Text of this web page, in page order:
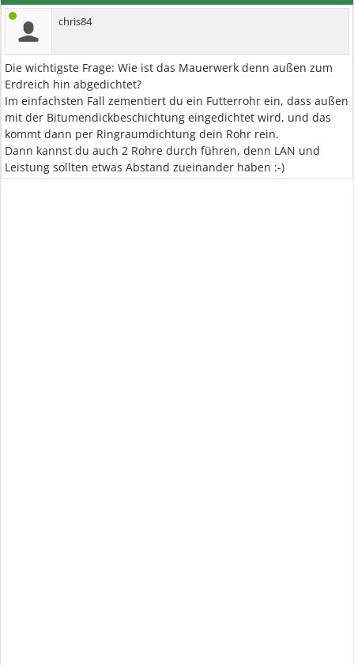
chris84
Die wichtigste Frage: Wie ist das Mauerwerk denn außen zum
Erdreich hin abgedichtet?
Im einfachsten Fall zementiert du ein Futterrohr ein, dass außen
mit der Bitumendickbeschichtung eingedichtet wird, und das
kommt dann per Ringraumdichtung dein Rohr rein.
Dann kannst du auch 2 Rohre durch führen, denn LAN und
Leistung sollten etwas Abstand zueinander haben :-)